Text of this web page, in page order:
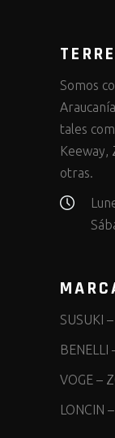
Somos
tales
Keeway,
otras.
SUSUKI –
BENELLI
VOGE –
LONCIN –